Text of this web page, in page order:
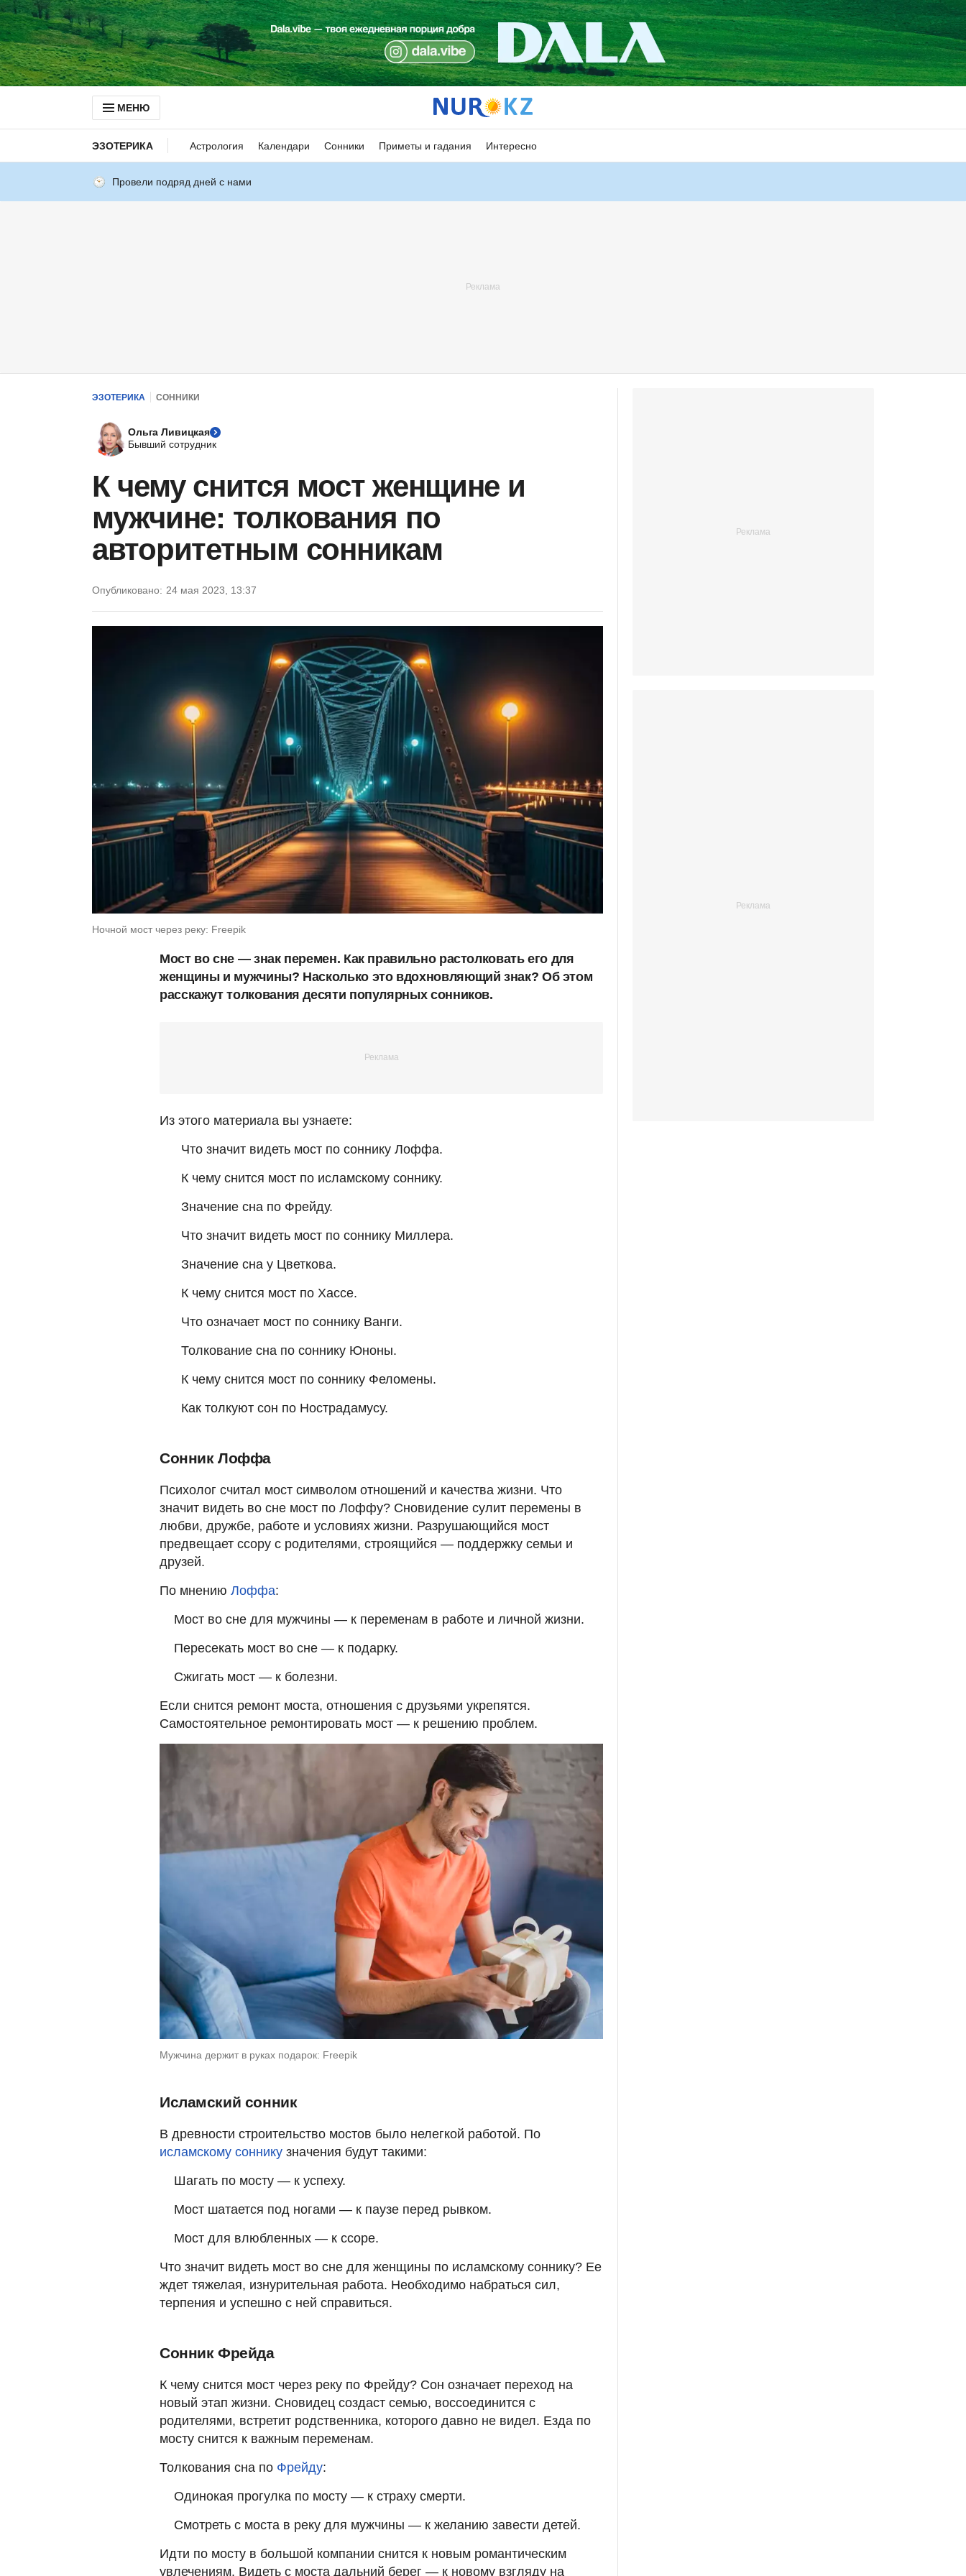
МЕНЮ
ЭЗОТЕРИКА Астрология Календари Сонники Приметы и гадания Интересно
Провели подряд дней с нами
ЭЗОТЕРИКА СОННИКИ
Ольга Ливицкая
Бывший сотрудник
К чему снится мост женщине и
мужчине: толкования по
авторитетным сонникам
Опубликовано: 24 мая 2023, 13:37
Ночной мост через реку: Freepik
Мост во сне — знак перемен. Как правильно растолковать его для
женщины и мужчины? Насколько это вдохновляющий знак? Об этом
расскажут толкования десяти популярных сонников.
Из этого материала вы узнаете:
Что значит видеть мост по соннику Лоффа.
К чему снится мост по исламскому соннику.
Значение сна по Фрейду.
Что значит видеть мост по соннику Миллера.
Значение сна у Цветкова.
К чему снится мост по Хассе.
Что означает мост по соннику Ванги.
Толкование сна по соннику Юноны.
К чему снится мост по соннику Феломены.
Как толкуют сон по Нострадамусу.
Сонник Лоффа
Психолог считал мост символом отношений и качества жизни. Что
значит видеть во сне мост по Лоффу? Сновидение сулит перемены в
любви, дружбе, работе и условиях жизни. Разрушающийся мост
предвещает ссору с родителями, строящийся — поддержку семьи и
друзей.
По мнению Лоффа:
Мост во сне для мужчины — к переменам в работе и личной жизни.
Пересекать мост во сне — к подарку.
Сжигать мост — к болезни.
Если снится ремонт моста, отношения с друзьями укрепятся.
Самостоятельное ремонтировать мост — к решению проблем.
Мужчина держит в руках подарок: Freepik
Исламский сонник
В древности строительство мостов было нелегкой работой. По
исламскому соннику значения будут такими:
Шагать по мосту — к успеху.
Мост шатается под ногами — к паузе перед рывком.
Мост для влюбленных — к ссоре.
Что значит видеть мост во сне для женщины по исламскому соннику? Ее
ждет тяжелая, изнурительная работа. Необходимо набраться сил,
терпения и успешно с ней справиться.
Сонник Фрейда
К чему снится мост через реку по Фрейду? Сон означает переход на
новый этап жизни. Сновидец создаст семью, воссоединится с
родителями, встретит родственника, которого давно не видел. Езда по
мосту снится к важным переменам.
Толкования сна по Фрейду:
Одинокая прогулка по мосту — к страху смерти.
Смотреть с моста в реку для мужчины — к желанию завести детей.
Идти по мосту в большой компании снится к новым романтическим
увлечениям. Видеть с моста дальний берег — к новому взгляду на